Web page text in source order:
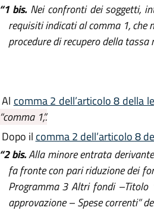
“1 bis.Nei confronti dei soggetti,
requisiti indicati al comma 1,
procedure di recupero della tassa
Al comma 2 dell’articolo 8 della
“comma 1,”.
Dopo il comma 2 dell’articolo 8
“2 bis.Alla minore entrata
fa fronte con pari riduzione dei
Programma 3 Altri fondi –Titolo
approvazione – Spese correnti”